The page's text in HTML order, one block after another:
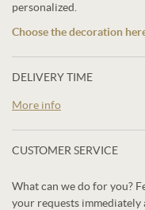
personalized.
Choose the decoration
DELIVERY TIME
More info
CUSTOMER SERVICE
What can we do for you?
your requests immediately